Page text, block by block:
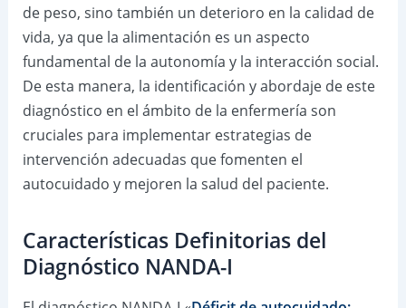
de peso, sino también un deterioro en la calidad de
vida, ya que la alimentación es un aspecto
fundamental de la autonomía y la interacción social.
De esta manera, la identificación y abordaje de este
diagnóstico en el ámbito de la enfermería son
cruciales para implementar estrategias de
intervención adecuadas que fomenten el
autocuidado y mejoren la salud del paciente.
Características Definitorias del
Diagnóstico NANDA-I